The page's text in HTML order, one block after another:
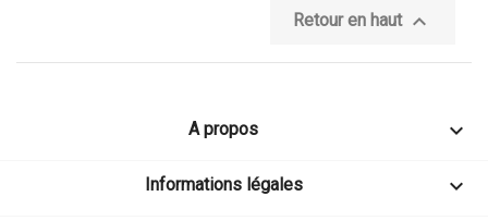
Retour en haut 
A propos 
Informations légales 